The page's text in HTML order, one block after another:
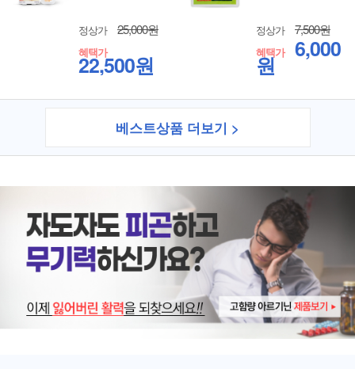
정상가 25,000원
혜택가
22,500원
정상가 7,500원
혜택가 6,000
원
베스트상품 더보기 >